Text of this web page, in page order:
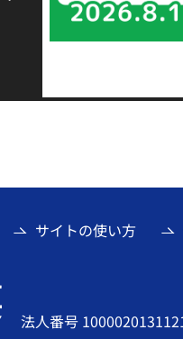
サイトの使い方
法人番号